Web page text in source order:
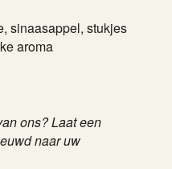
sinaasappel, stukjes
aroma
ons? Laat een
naar uw